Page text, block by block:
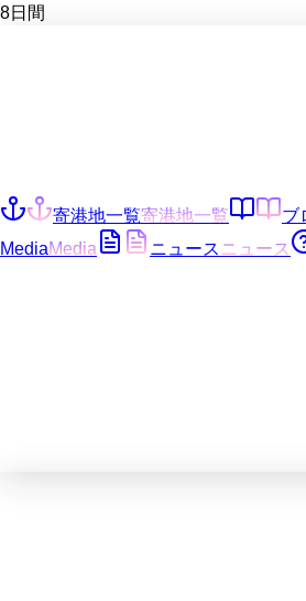
8日間
寄港地一覧寄港地一覧 ブ
MediaMedia ニュース ニュース